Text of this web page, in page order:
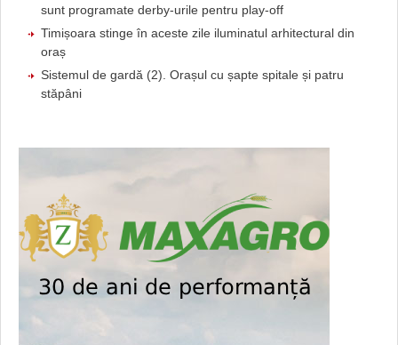
sunt programate derby-urile pentru play-off
Timișoara stinge în aceste zile iluminatul arhitectural din
oraș
Sistemul de gardă (2). Orașul cu șapte spitale și patru
stăpâni